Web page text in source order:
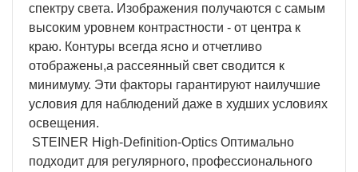
спектру света. Изображения получаются с самым
высоким уровнем контрастности - от центра к
краю. Контуры всегда ясно и отчетливо
отображены,а рассеянный свет сводится к
минимуму. Эти факторы гарантируют наилучшие
условия для наблюдений даже в худших условиях
освещения.
STEINER High-Definition-Optics Оптимально
подходит для регулярного, профессионального